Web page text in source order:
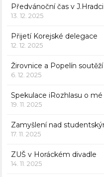
Předvánoční čas v J.Hradci
13. 12. 2025
Přijetí Korejské delegace
12. 12. 2025
Žirovnice a Popelín
6. 12. 2025
Spekulace iRozhlasu o
19. 11. 2025
Zamyšlení nad
17. 11. 2025
ZUŠ v Horáckém divadle
14. 11. 2025